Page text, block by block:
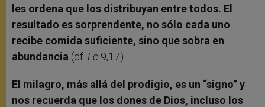
les ordena que los distribuyan entre todos. El
resultado es sorprendente, no sólo cada uno
recibe comida suficiente, sino que sobra en
abundancia (cf. Lc 9,17).
El milagro, más allá del prodigio, es un “signo” y
nos recuerda que los dones de Dios, incluso los